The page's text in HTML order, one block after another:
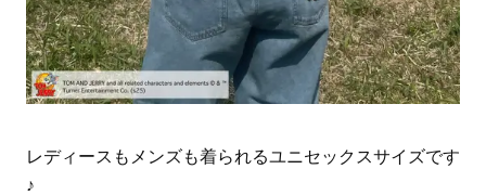
レディースもメンズも着られるユニセックスサイズです
♪